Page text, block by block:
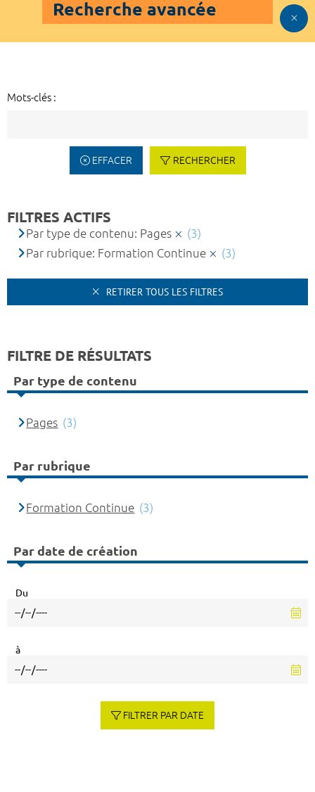
Recherche avancée
Mots-clés :
EFFACER RECHERCHER
FILTRES ACTIFS
Par type de contenu: Pages
(3)
Par rubrique: Formation Continue
(3)
RETIRER TOUS LES FILTRES
FILTRE DE RÉSULTATS
Par type de contenu
Pages (3)
Par rubrique
Formation Continue (3)
Par date de création
Du
à
FILTRER PAR DATE